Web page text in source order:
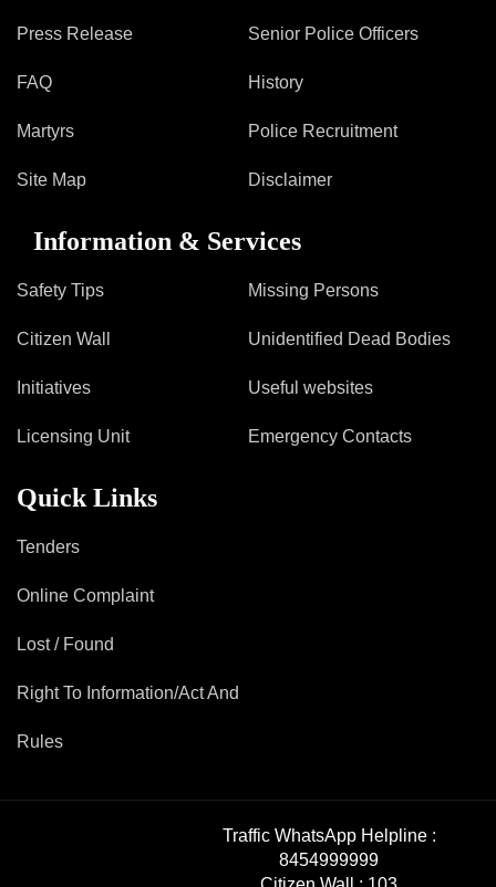
Press Release
FAQ
Martyrs
Site Map
Senior Police Officers
History
Police Recruitment
Disclaimer
Information & Services
Safety Tips
Citizen Wall
Initiatives
Licensing Unit
Missing Persons
Unidentified Dead Bodies
Useful websites
Emergency Contacts
Quick Links
Tenders
Online Complaint
Lost / Found
Right To Information/Act And
Rules
Traffic WhatsApp Helpline :
8454999999